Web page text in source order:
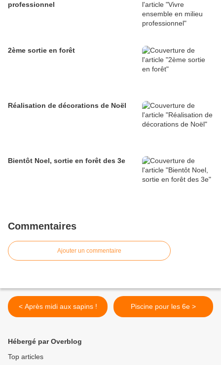
professionnel
2ème sortie en forêt
Réalisation de décorations de Noël
Bientôt Noel, sortie en forêt des 3e
Commentaires
Ajouter un commentaire
< Après midi aux sapins ! Piscine pour les 6e >
Hébergé par Overblog
Top articles